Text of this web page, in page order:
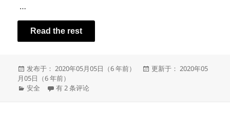
…
Read the rest
发
布
于
发布于： 2020年05月05日（6 年前）
发
更新于： 2020年05
月05日（6 年前）
分
安全 菜鸡首发 CTF || 部分 WriteUp & 学习经验
有 2 条评论